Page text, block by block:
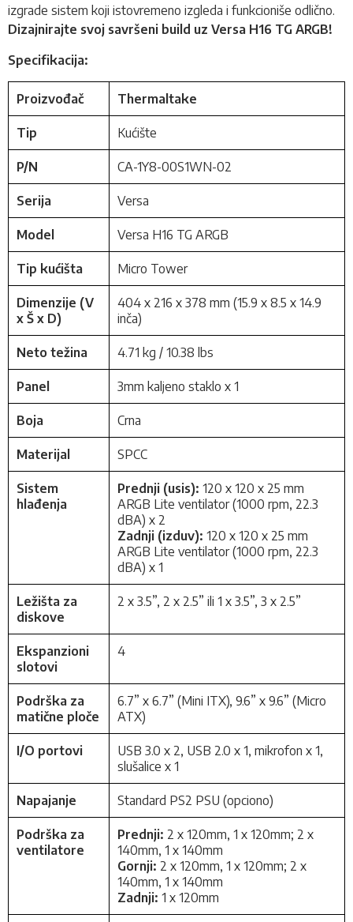
izgrade sistem koji istovremeno izgleda i funkcioniše odlično.
Dizajnirajte svoj savršeni build uz Versa H16 TG ARGB!
Specifikacija:
Proizvođač Thermaltake
Tip Kućište
P/N CA-1Y8-00S1WN-02
Serija Versa
Model Versa H16 TG ARGB
Tip kućišta Micro Tower
Dimenzije (V
x Š x D)
404 x 216 x 378 mm (15.9 x 8.5 x 14.9
inča)
Neto težina 4.71 kg / 10.38 lbs
Panel 3mm kaljeno staklo x 1
Boja Crna
Materijal SPCC
Sistem
hlađenja
Prednji (usis): 120 x 120 x 25 mm
ARGB Lite ventilator (1000 rpm, 22.3
dBA) x 2
Zadnji (izduv): 120 x 120 x 25 mm
ARGB Lite ventilator (1000 rpm, 22.3
dBA) x 1
Ležišta za
diskove
2 x 3.5”, 2 x 2.5” ili 1 x 3.5”, 3 x 2.5”
Ekspanzioni
slotovi
4
Podrška za
matične ploče
6.7” x 6.7” (Mini ITX), 9.6” x 9.6” (Micro
ATX)
I/O portovi
USB 3.0 x 2, USB 2.0 x 1, mikrofon x 1,
slušalice x 1
Napajanje Standard PS2 PSU (opciono)
Podrška za
ventilatore
Prednji: 2 x 120mm, 1 x 120mm; 2 x
140mm, 1 x 140mm
Gornji: 2 x 120mm, 1 x 120mm; 2 x
140mm, 1 x 140mm
Zadnji: 1 x 120mm